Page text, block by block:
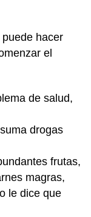
hacer
el
de salud,
drogas
frutas,
magras,
le dice que